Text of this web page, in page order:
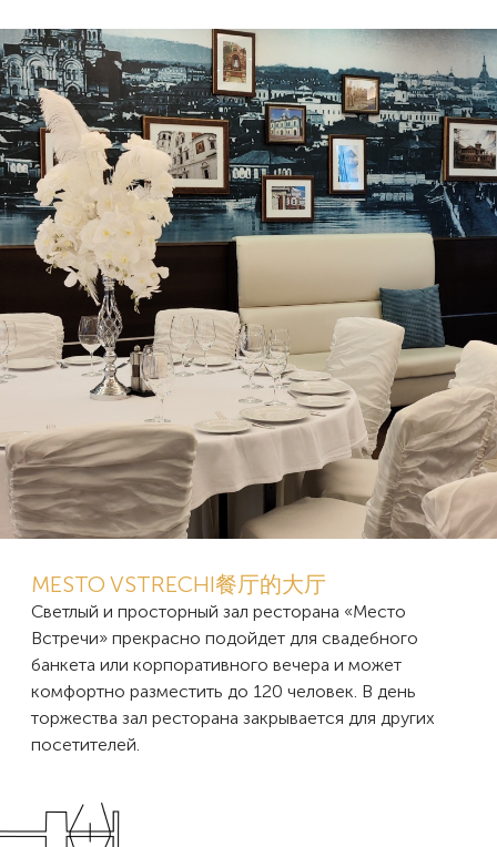
MESTO VSTRECHI餐厅的大厅
Светлый и просторный зал ресторана «Место
Встречи» прекрасно подойдет для свадебного
банкета или корпоративного вечера и может
комфортно разместить до 120 человек. В день
торжества зал ресторана закрывается для других
посетителей.